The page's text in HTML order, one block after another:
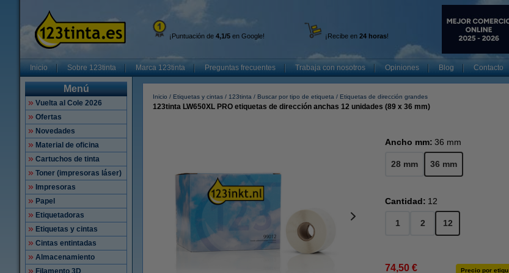
¡Puntuación de 4,1/5 en Google! ¡Recibe en 24 horas!
Inicio Sobre 123tinta Marca 123tinta Preguntas frecuentes Trabaja con nosotros Opiniones Blog Contacto
Menú
Vuelta al Cole 2026
Ofertas
Novedades
Material de oficina
Cartuchos de tinta
Toner (impresoras láser)
Impresoras
Papel
Etiquetadoras
Etiquetas y cintas
Cintas entintadas
Almacenamiento
Filamento 3D
Inicio Etiquetas y cintas 123tinta Buscar por tipo de etiqueta Etiquetas de dirección grandes
123tinta LW650XL PRO etiquetas de dirección anchas 12 unidades (89 x 36 mm)
Ancho mm: 36 mm
28 mm 36 mm
Cantidad: 12
1 2 12
74,50 € Precio por etiqu